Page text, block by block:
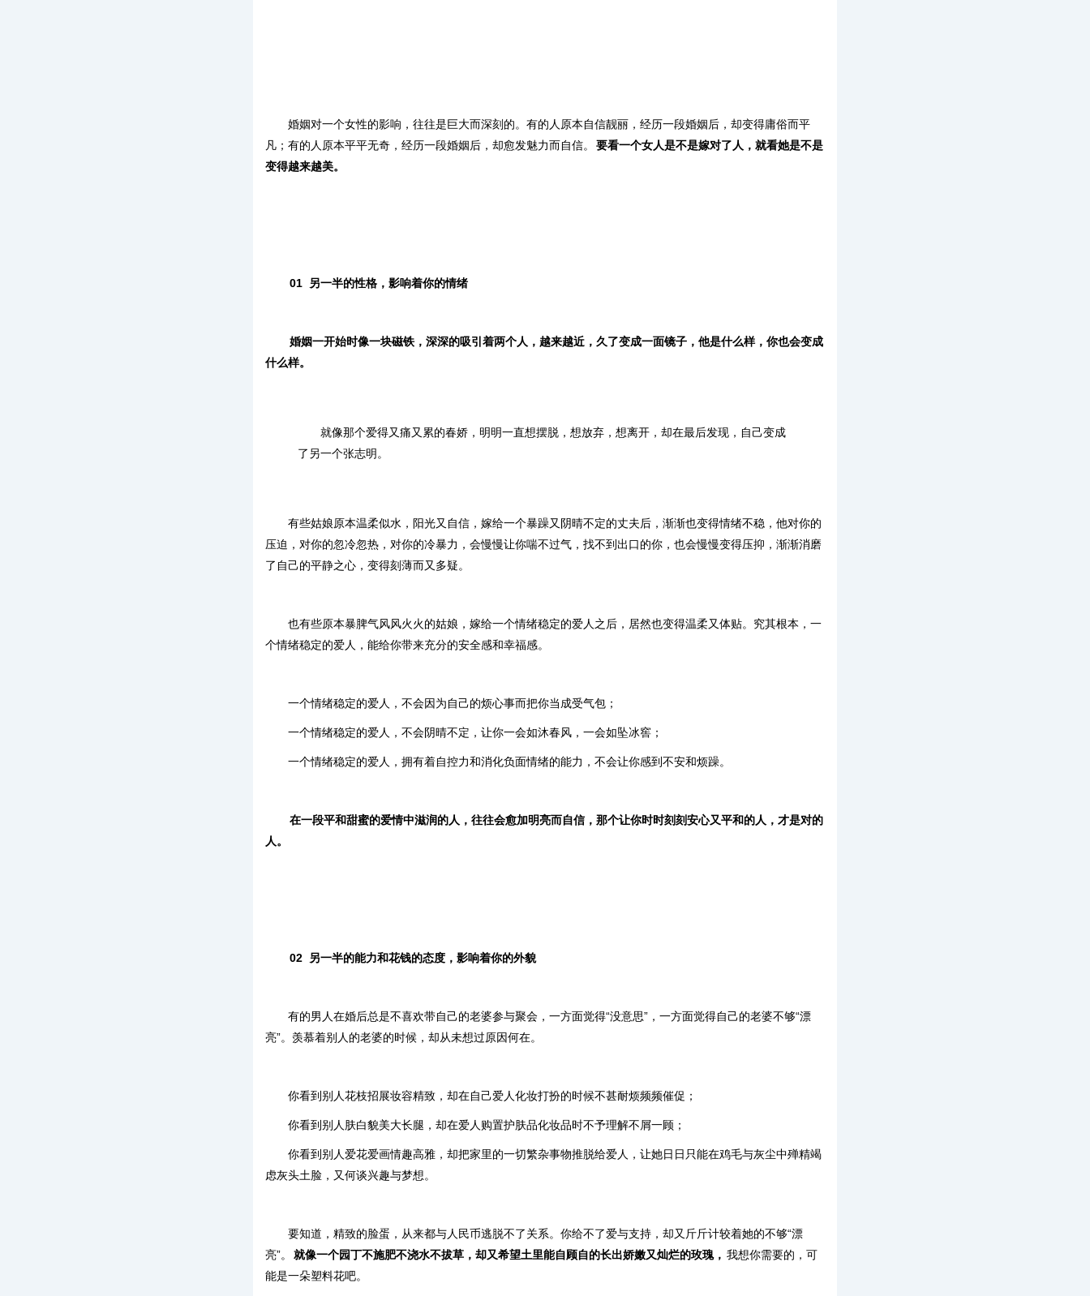
婚姻对一个女性的影响，往往是巨大而深刻的。有的人原本自信靓丽，经历一段婚姻后，却变得庸俗而平
凡；有的人原本平平无奇，经历一段婚姻后，却愈发魅力而自信。
要看一个女人是不是嫁对了人，就看她是不是
变得越来越美。
01 另一半的性格，影响着你的情绪
婚姻一开始时像一块磁铁，深深的吸引着两个人，越来越近，久了变成一面镜子， 他是什么样，你也会变成
什么样。
就像那个爱得又痛又累的春娇，明明一直想摆脱，想放弃，想离开，却在最后发现，自己变成
了另一个张志明。
有些姑娘原本温柔似水，阳光又自信，嫁给一个暴躁又阴晴不定的丈夫后，渐渐也变得情绪不稳，他对你的
压迫，对你的忽冷忽热，对你的冷暴力，会慢慢让你喘不过气，找不到出口的你，也会慢慢变得压抑，渐渐消磨
了自己的平静之心，变得刻薄而又多疑。
也有些原本暴脾气风风火火的姑娘，嫁给一个情绪稳定的爱人之后，居然也变得温柔又体贴。究其根本，一
个情绪稳定的爱人，能给你带来充分的安全感和幸福感。
一个情绪稳定的爱人，不会因为自己的烦心事而把你当成受气包；
一个情绪稳定的爱人，不会阴晴不定，让你一会如沐春风，一会如坠冰窖；
一个情绪稳定的爱人，拥有着自控力和消化负面情绪的能力，不会让你感到不安和烦躁。
在一段平和甜蜜的爱情中滋润的人，往往会愈加明亮而自信，那个让你时时刻刻安心又平和的人，才是对的
人。
02 另一半的能力和花钱的态度，影响着你的外貌
有的男人在婚后总是不喜欢带自己的老婆参与聚会，一方面觉得“没意思”，一方面觉得自己的老婆不够“漂
亮”。羡慕着别人的老婆的时候，却从未想过原因何在。
你看到别人花枝招展妆容精致，却在自己爱人化妆打扮的时候不甚耐烦频频催促；
你看到别人肤白貌美大长腿，却在爱人购置护肤品化妆品时不予理解不屑一顾；
你看到别人爱花爱画情趣高雅，却把家里的一切繁杂事物推脱给爱人，让她日日只能在鸡毛与灰尘中殚精竭
虑灰头土脸，又何谈兴趣与梦想。
要知道，精致的脸蛋，从来都与人民币逃脱不了关系。你给不了爱与支持，却又斤斤计较着她的不够“漂
亮”。
就像一个园丁不施肥不浇水不拔草，却又希望土里能自顾自的长出娇嫩又灿烂的玫瑰， 我想你需要的，可
能是一朵塑料花吧。